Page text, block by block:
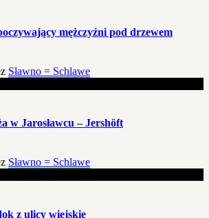
mężczyźni pod drzewem
Sławno = Schlawe
w Jarosławcu – Jershöft
Sławno = Schlawe
z ulicy wiejskie